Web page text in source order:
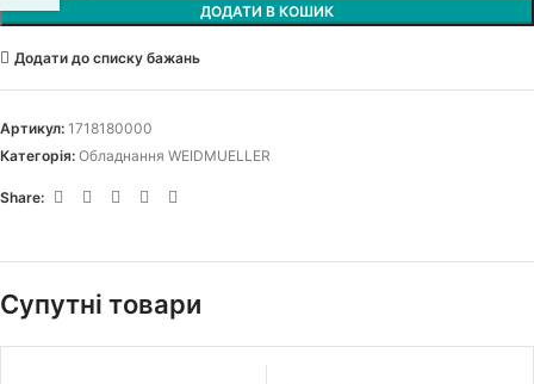
ДОДАТИ В КОШИК
Додати до списку бажань
Артикул: 1718180000
Категорія: Обладнання WEIDMUELLER
Share:
Супутні товари